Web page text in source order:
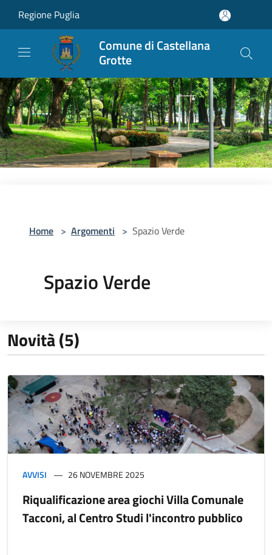
Regione Puglia
Comune di Castellana
Grotte
Home > Argomenti > Spazio Verde
Spazio Verde
Novità (5)
AVVISI 26 NOVEMBRE 2025
Riqualificazione area giochi Villa Comunale
Tacconi, al Centro Studi l'incontro pubblico